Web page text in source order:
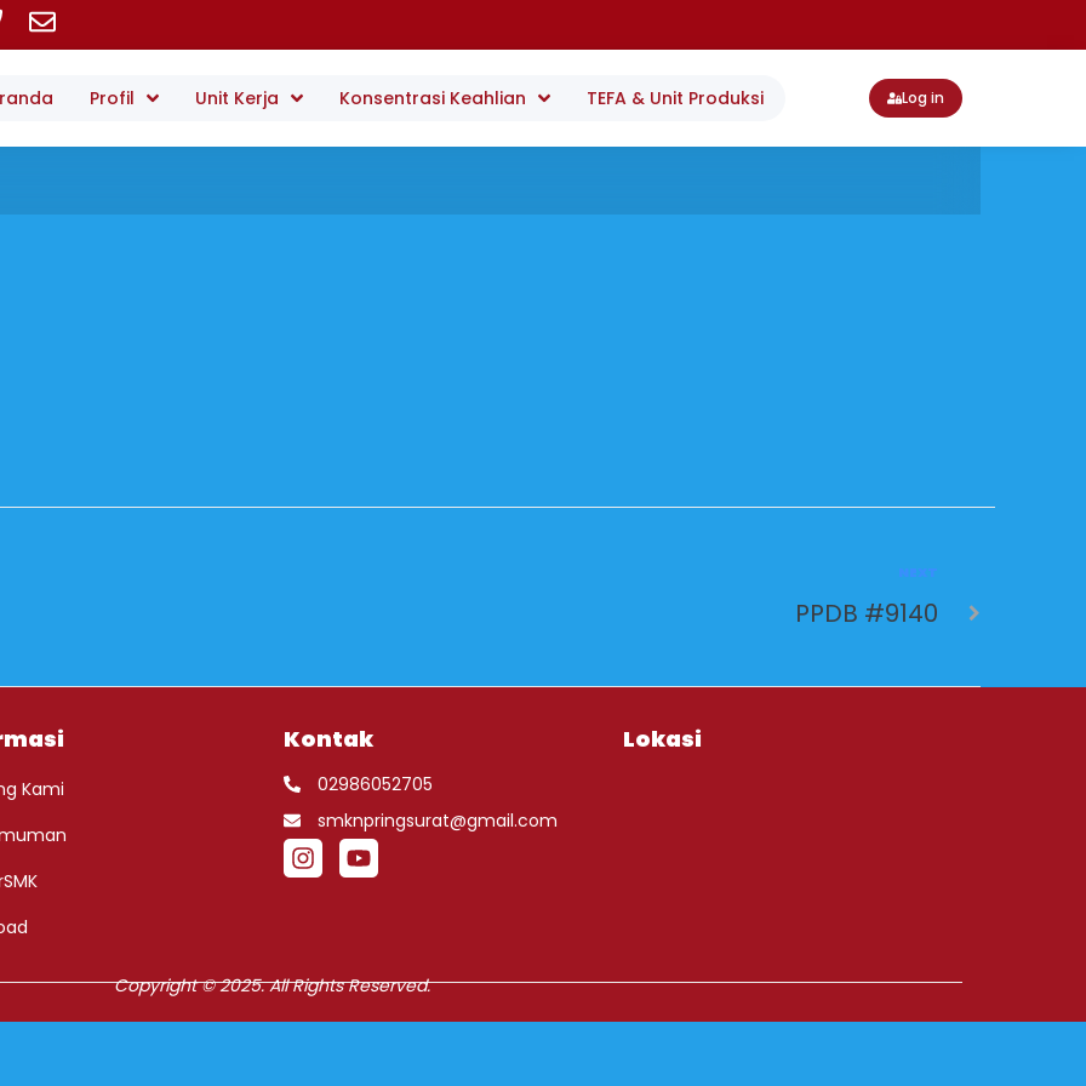
Profil Unit Kerja Konsentrasi Keahlian TEFA & Unit Produksi Log in
PPDB #9140
Kami
Kontak
02986052705
smknpringsurat@gmail.com
Lokasi
Copyright © 2025. All Rights Reserved.